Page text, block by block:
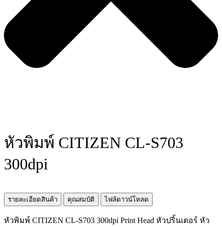
หัวพิมพ์ CITIZEN CL-S703
300dpi
รายละเอียดสินค้า คุณสมบัติ ไฟล์ดาวน์โหลด
หัวพิมพ์ CITIZEN CL-S703 300dpi Print Head หัวปริ้นเตอร์ หัว